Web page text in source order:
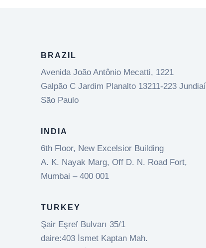
BRAZIL
Avenida João Antônio Mecatti, 1221
Galpão C Jardim Planalto 13211-223 Jundiaí
São Paulo
INDIA
6th Floor, New Excelsior Building
A. K. Nayak Marg, Off D. N. Road Fort,
Mumbai – 400 001
TURKEY
Şair Eşref Bulvarı 35/1
daire:403 İsmet Kaptan Mah.